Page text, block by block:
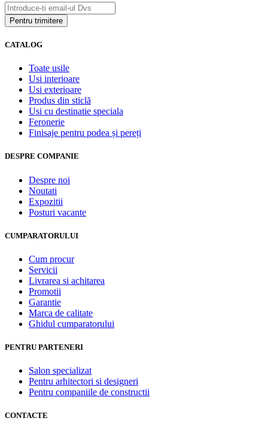
CATALOG
Toate usile
Usi interioare
Usi exterioare
Produs din sticlă
Usi cu destinatie speciala
Feronerie
Finisaje pentru podea și pereți
DESPRE COMPANIE
Despre noi
Noutati
Expozitii
Posturi vacante
CUMPARATORULUI
Cum procur
Servicii
Livrarea si achitarea
Promotii
Garantie
Marca de calitate
Ghidul cumparatorului
PENTRU PARTENERI
Salon specializat
Pentru arhitectori si designeri
Pentru companiile de constructii
CONTACTE